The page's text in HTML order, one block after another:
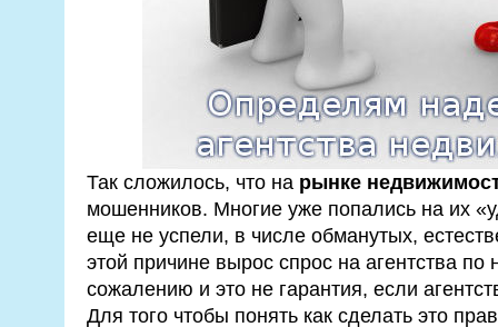
Так сложилось, что на рынке
мошенников. Многие уже попались на их
еще не успели, в числе обманутых,
этой причине вырос спрос на агентства
сожалению и это не гарантия, если
Для того чтобы понять как сделать это